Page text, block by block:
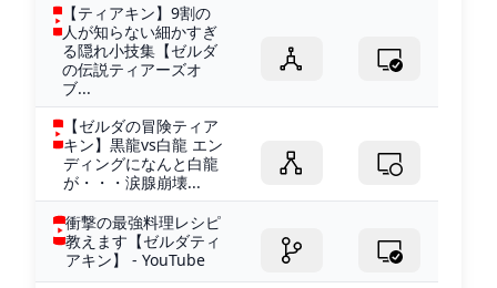
【ティアキン】9割の
人が知らない細かすぎ
る隠れ小技集【ゼルダ
の伝説ティアーズオ
ブ...
【ゼルダの冒険ティア
キン】黒龍vs白龍 エン
ディングになんと白龍
が・・・涙腺崩壊...
衝撃の最強料理レシピ
教えます【ゼルダティ
アキン】 - YouTube